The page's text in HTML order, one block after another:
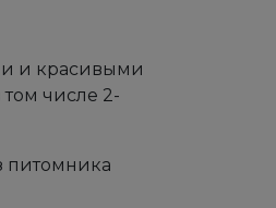
и красивыми
числе 2-
питомника